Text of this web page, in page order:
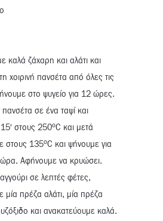
καλά ζάχαρη και αλάτι και
χοιρινή πανσέτα από όλες τις
στο ψυγείο για 12 ώρες.
σε ένα ταψί και
στους 250oC και μετά
στους 135oC και ψήνουμε για
ώρα. Αφήνουμε να κρυώσει.
σε λεπτές φέτες,
μία πρέζα αλάτι, μία πρέζα
και ανακατεύουμε καλά.